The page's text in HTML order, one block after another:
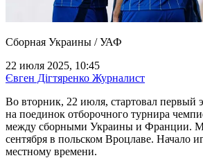
Сборная Украины / УАФ
22 июля 2025, 10:45
Євген Дігтяренко Журналист
Во вторник, 22 июля, стартовал первый
на поединок отборочного турнира
между сборными Украины и Франции.
сентября в польском Вроцлаве. Начало
местному времени.